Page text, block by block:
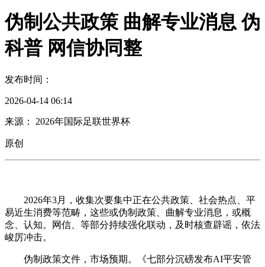
伪制公共政策 曲解专业消息 伪
科普 网信协同整
发布时间：
2026-04-14 06:14
来源： 2026年国际足联世界杯
原创
2026年3月，收集次要集中正在公共政策、社会热点、平
易近生消费等范畴，这些或伪制政策、曲解专业消息，或概
念、认知。网信、等部分持续强化联动，及时核查辟谣，依法
峻厉冲击。
伪制政策文件，市场预期。《七部分沉磅发布AI平安管